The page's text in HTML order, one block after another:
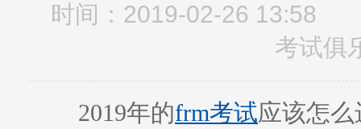
时间：2019-02-26 13:58
考试俱
2019年的frm考试应该怎